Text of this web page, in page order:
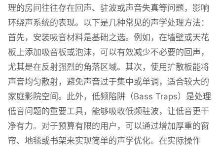
理的房间往往存在回声、驻波或声音失真等问题，影响
环绕声系统的表现。以下是几种常见的声学处理方法：
首先，安装吸音材料是基础之选。例如，在墙壁或天花
板上添加吸音板或泡沫，可以有效减少不必要的回声，
尤其是在反射强烈的角落区域。其次，使用扩散板能将
声音均匀散射，避免声音过于集中或单调，适合较大的
家庭影院空间。此外，低频陷阱（Bass Traps）是处理
低音问题的重要工具，能够吸收低频驻波，让低音更干
净有力。对于预算有限的用户，可以通过增加厚重的窗
帘、地毯或书架来实现简单的声学优化。在实际操作